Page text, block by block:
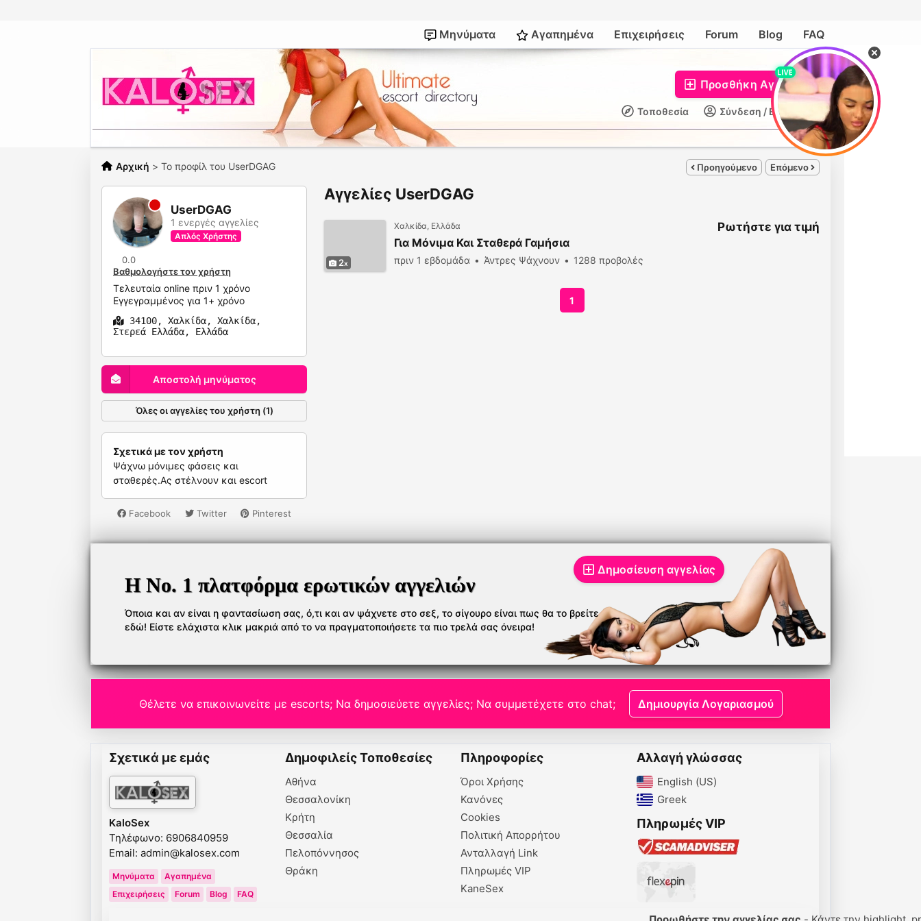
Μηνύματα Αγαπημένα Επιχειρήσεις Forum Blog FAQ
Προσθήκη Αγγελίας
Σύνδεση / Εγγραφή
Τοποθεσία
Αρχική > Το προφίλ του UserDGAG Προηγούμενο Επόμενο
UserDGAG
1 ενεργές αγγελίες
Απλός Χρήστης
0.0
Βαθμολογήστε τον χρήστη
Τελευταία online πριν 1 χρόνο
Εγγεγραμμένος για 1+ χρόνο
34100, Χαλκίδα, Χαλκίδα,
Στερεά Ελλάδα, Ελλάδα
Αποστολή μηνύματος
Όλες οι αγγελίες του χρήστη (1)
Σχετικά με τον χρήστη
Ψάχνω μόνιμες φάσεις και
σταθερές.Ας στέλνουν και escort
Facebook Twitter Pinterest
Αγγελίες UserDGAG
2
Χαλκίδα, Ελλάδα
Για Μόνιμα Και Σταθερά Γαμήσια
πριν 1 εβδομάδα Άντρες Ψάχνουν 1288 προβολές
Ρωτήστε για τιμή
1
Η Νο. 1 πλατφόρμα ερωτικών αγγελιών
Όποια και αν είναι η φαντασίωση σας, ό,τι και αν ψάχνετε στο σεξ, το σίγουρο είναι πως θα το βρείτε
εδώ! Είστε ελάχιστα κλικ μακριά από το να πραγματοποιήσετε τα πιο τρελά σας όνειρα!
Δημοσίευση αγγελίας
Θέλετε να επικοινωνείτε με escorts; Να δημοσιεύετε αγγελίες; Να συμμετέχετε στο chat; Δημιουργία Λογαριασμού
Σχετικά με εμάς
KaloSex
Τηλέφωνο: 6906840959
Email: admin@kalosex.com
Μηνύματα
Αγαπημένα
Επιχειρήσεις
Forum Blog FAQ
Δημοφιλείς Τοποθεσίες
Αθήνα
Θεσσαλονίκη
Κρήτη
Θεσσαλία
Πελοπόννησος
Θράκη
Πληροφορίες
Όροι Χρήσης
Κανόνες
Cookies
Πολιτική Απορρήτου
Ανταλλαγή Link
Πληρωμές VIP
KaneSex
Αλλαγή γλώσσας
English (US)‎
Greek‎
Πληρωμές VIP